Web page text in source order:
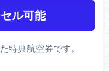
ル可能
特典航空券です。